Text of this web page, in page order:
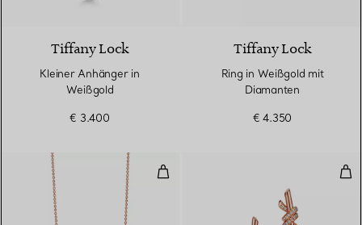
Tiffany Lock
Kleiner Anhänger in
Weißgold
€ 3.400
Tiffany Lock
Ring in Weißgold mit
Diamanten
€ 4.350
Anhänger in Roségold